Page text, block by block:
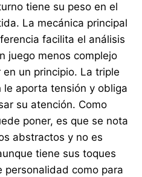
tiene su peso en el
La mecánica principal
facilita el análisis
juego menos complejo
un principio. La triple
aporta tensión y obliga
su atención. Como
poner, es que se nota
abstractos y no es
tiene sus toques
como para